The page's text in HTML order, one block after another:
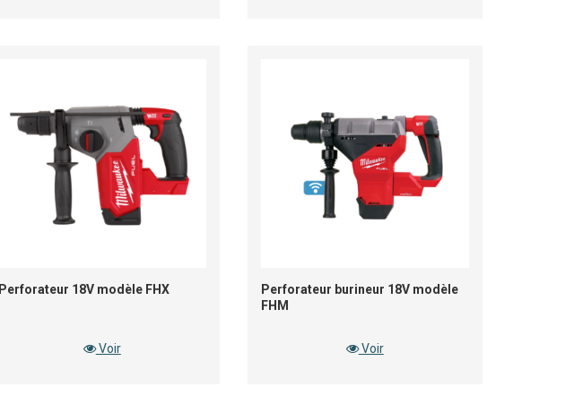
Perforateur 18V modèle FHX
Voir
Perforateur burineur 18V modèle
FHM
Voir